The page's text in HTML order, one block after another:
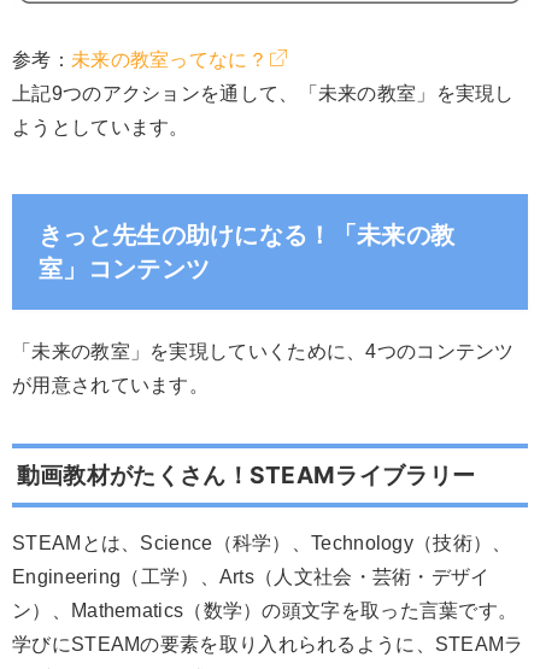
参考： 未来の教室ってなに？
上記9つのアクションを通して、「未来の教室」を実現し
ようとしています。
きっと先生の助けになる！「未来の教
室」コンテンツ
「未来の教室」を実現していくために、4つのコンテンツ
が用意されています。
動画教材がたくさん！STEAMライブラリー
STEAMとは、Science（科学）、Technology（技術）、
Engineering（工学）、Arts（人文社会・芸術・デザイ
ン）、Mathematics（数学）の頭文字を取った言葉です。
学びにSTEAMの要素を取り入れられるように、STEAMラ